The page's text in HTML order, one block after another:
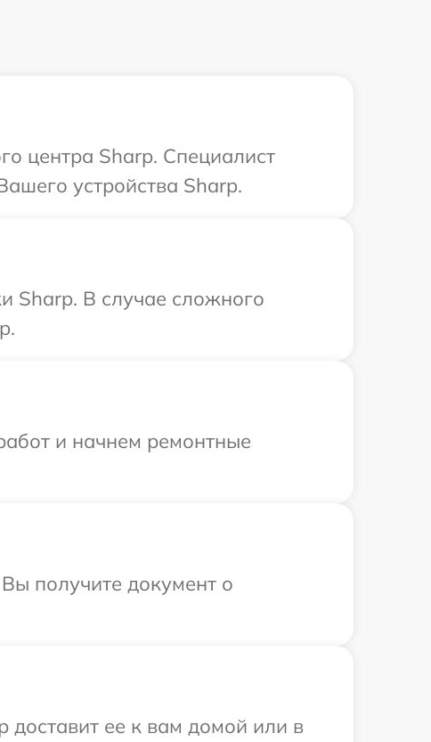
центра Sharp. Специалист
устройства Sharp.
Sharp. В случае сложного
и начнем ремонтные
получите документ о
доставит ее к вам домой или в